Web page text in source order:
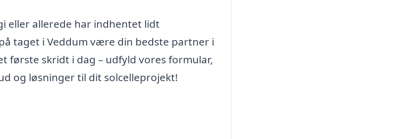
eller allerede har indhentet lidt
taget i Veddum være din bedste partner i
første skridt i dag – udfyld vores formular,
og løsninger til dit solcelleprojekt!